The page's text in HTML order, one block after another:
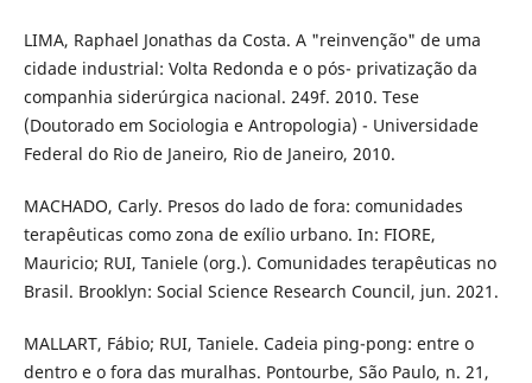
LIMA, Raphael Jonathas da Costa. A "reinvenção" de uma
cidade industrial: Volta Redonda e o pós- privatização da
companhia siderúrgica nacional. 249f. 2010. Tese
(Doutorado em Sociologia e Antropologia) - Universidade
Federal do Rio de Janeiro, Rio de Janeiro, 2010.
MACHADO, Carly. Presos do lado de fora: comunidades
terapêuticas como zona de exílio urbano. In: FIORE,
Mauricio; RUI, Taniele (org.). Comunidades terapêuticas no
Brasil. Brooklyn: Social Science Research Council, jun. 2021.
MALLART, Fábio; RUI, Taniele. Cadeia ping-pong: entre o
dentro e o fora das muralhas. Pontourbe, São Paulo, n. 21,